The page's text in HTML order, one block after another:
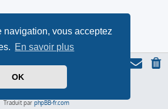
navigation, vous acceptez
En savoir plus
OK
basé sur ProLight Style par
parTriton, modifié par Serieall.
Traduit par phpBB-fr.com